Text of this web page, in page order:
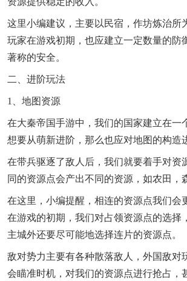
这里小编建议，主要以民宿，作坊炼治所
玩家在游戏初期，也应建立一定数量的防
著称的安全。
二、进阶玩法
1、地图资源
在大秦帝国手游中，我们的国家建立在一
想要从萌新进阶，那么也应对地图的构造
在带兵驱逐了敌人后，我们就要着手对资
同的资源点会产出不同的资源，如农田，
在这里，小编提醒，相连的资源点我们会
在游戏的初期，我们对占领资源点的选择
主城外还要尽可能地选择连片的资源点。
敌对势力主要有各种散落敌人，外国敌对
会瞄准时机，对我们的资源点进行抢占，